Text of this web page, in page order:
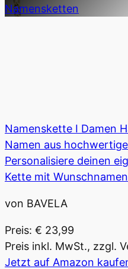
Namensketten
Namenskette I Damen
Namen aus
Personalisiere deinen
Kette mit
von BAVELA
Preis: € 23,99
Preis inkl. MwSt., zzgl.
Jetzt auf Amazon